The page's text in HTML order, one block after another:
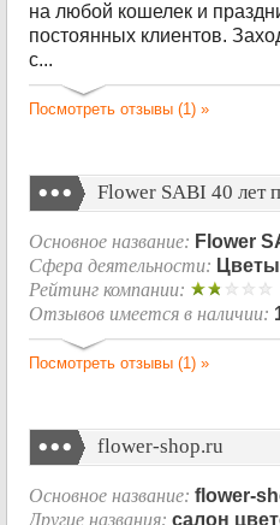
на любой кошелек и
постоянных клиентов.
с...
Посмотреть отзывы (1) »
Flower SABI 40 лет
Основное название: Flower
Сфера деятельности:
Рейтинг компании:
Отзывов имеется в наличии:
Посмотреть отзывы (1) »
flower-shop.ru
Основное название: flower-
Другие названия: салон